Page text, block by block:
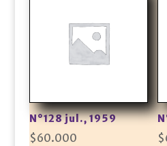
N°128 jul., 1959
$60.000 $